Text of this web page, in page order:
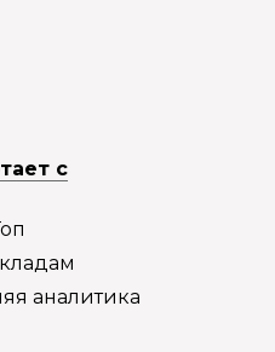
с
аналитика